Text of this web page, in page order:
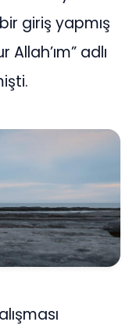
bir giriş yapmış
Allah’ım” adlı